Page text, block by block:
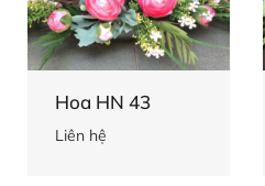
Hoa HN 43
Liên hệ